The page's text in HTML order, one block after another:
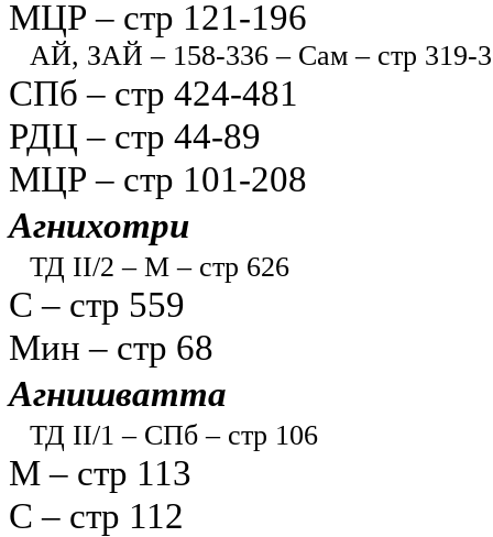
МЦР – стр 121-196
АЙ, ЗАЙ – 158-336 – Сам – стр 319-
СПб – стр 424-481
РДЦ – стр 44-89
МЦР – стр 101-208
Агнихотри
ТД II/2 – М – стр 626
С – стр 559
Мин – стр 68
Агнишватта
ТД II/1 – СПб – стр 106
М – стр 113
С – стр 112